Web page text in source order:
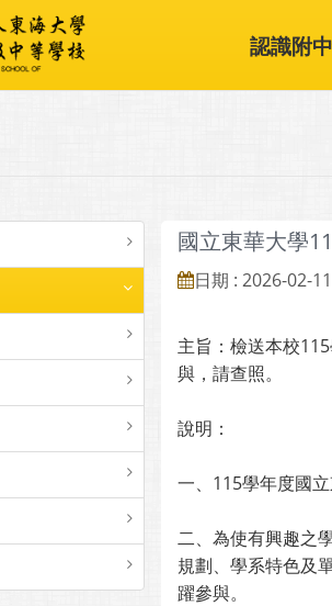
認識附中
國立東華大學
日期 : 2026-02-11
主旨：檢送本校
與，請查照。
說明：
一、115學年度國
二、為使有興趣之
規劃、學系特色及
躍參與。